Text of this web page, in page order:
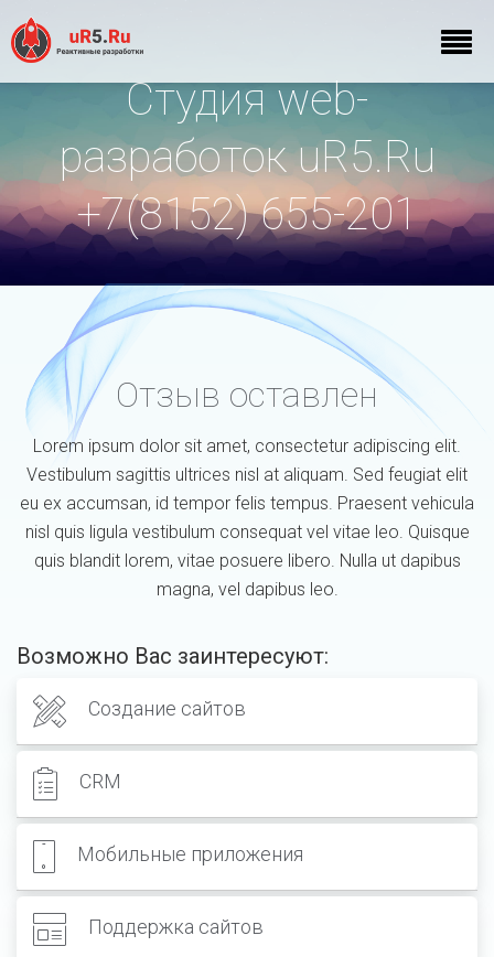
Студия web-
разработок uR5.Ru
+7(8152) 655-201
Отзыв оставлен
Lorem ipsum dolor sit amet, consectetur adipiscing elit.
Vestibulum sagittis ultrices nisl at aliquam. Sed feugiat elit
eu ex accumsan, id tempor felis tempus. Praesent vehicula
nisl quis ligula vestibulum consequat vel vitae leo. Quisque
quis blandit lorem, vitae posuere libero. Nulla ut dapibus
magna, vel dapibus leo.
Возможно Вас заинтересуют:
Создание сайтов
CRM
Мобильные приложения
Поддержка сайтов